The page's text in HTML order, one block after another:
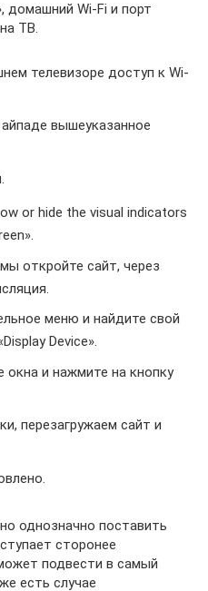
домашний Wi-Fi и порт
ТВ.
телевизоре доступ к Wi-
вышеуказанное
or hide the visual indicators
откройте сайт, через
меню и найдите свой
Device».
окна и нажмите на кнопку
перезагружаем сайт и
однозначно поставить
сторонее
подвести в самый
есть случае